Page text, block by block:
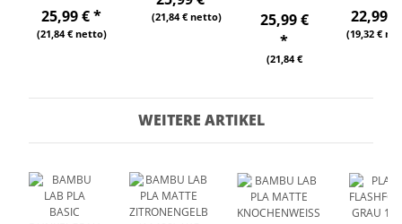
25,99 €*
(21,84 € netto)
(21,84 € netto)
25,99 €
*
(21,84 €
22,99 €
(19,32 €
WEITERE ARTIKEL